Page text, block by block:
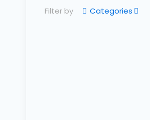
Filter by Categories